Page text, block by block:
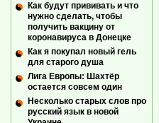
Как будут прививать и что
нужно сделать, чтобы
получить вакцину от
коронавируса в Донецке
Как я покупал новый гель
для старого душа
Лига Европы: Шахтёр
остается совсем один
Несколько старых слов про
русский язык в новой